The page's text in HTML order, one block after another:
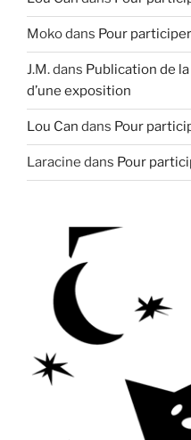
Mokodans Pour
J.M.dans Publication de
d’une exposition
Lou Can dans Pour
Laracine dans Pour